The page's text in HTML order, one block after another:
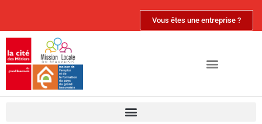
Vous êtes une entreprise ?